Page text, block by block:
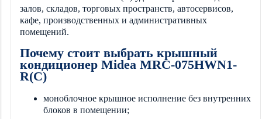
залов, складов, торговых пространств, автосервисов,
кафе, производственных и административных
помещений.
Почему стоит выбрать крышный
кондиционер Midea MRC-075HWN1-
R(C)
моноблочное крышное исполнение без внутренних
блоков в помещении;